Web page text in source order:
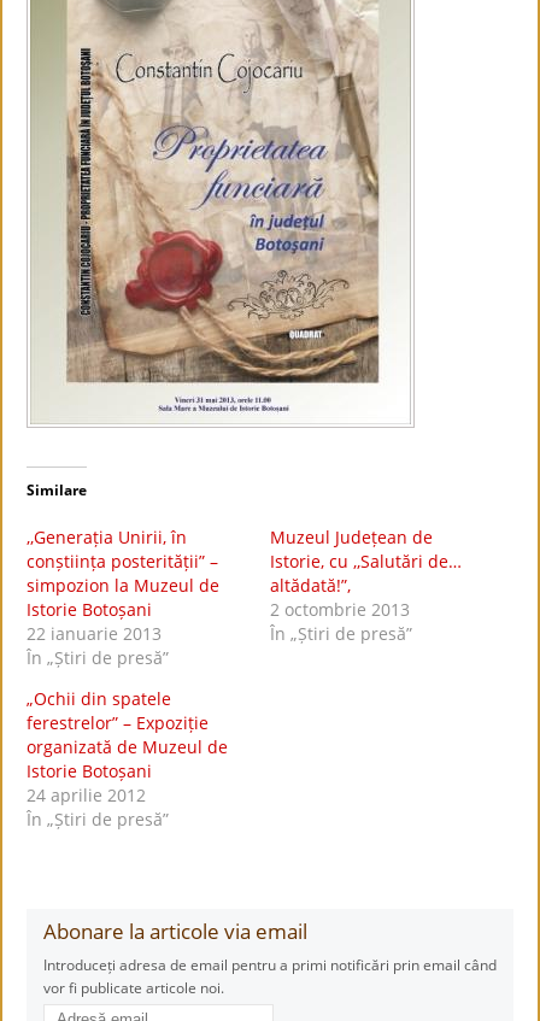
Similare
,,Generația Unirii, în
conștiința posterității” –
simpozion la Muzeul de
Istorie Botoșani
22 ianuarie 2013
În „Știri de presă”
Muzeul Județean de
Istorie, cu ,,Salutări de…
altădată!”,
2 octombrie 2013
În „Știri de presă”
„Ochii din spatele
ferestrelor” – Expoziție
organizată de Muzeul de
Istorie Botoșani
24 aprilie 2012
În „Știri de presă”
Abonare la articole via email
Introduceți adresa de email pentru a primi notificări prin email când
vor fi publicate articole noi.
Adresă